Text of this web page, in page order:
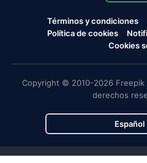
Términos y condiciones
Política de cookies
Cookies
Copyright © 2010-2026 Freepik
derechos
Español